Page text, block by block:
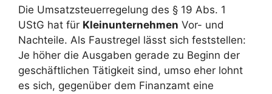
Die Umsatzsteuerregelung des § 19 Abs. 1
UStG hat für Kleinunternehmen Vor- und
Nachteile. Als Faustregel lässt sich feststellen:
Je höher die Ausgaben gerade zu Beginn der
geschäftlichen Tätigkeit sind, umso eher lohnt
es sich, gegenüber dem Finanzamt eine